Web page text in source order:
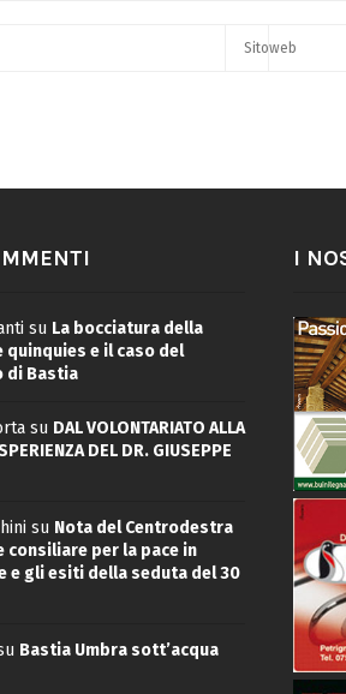
su La bocciatura della
e il caso del
di Bastia
su DAL VOLONTARIATO ALLA
DEL DR. GIUSEPPE
su Nota del Centrodestra
consiliare per la pace in
e gli esiti della seduta del 30
Bastia Umbra sott’acqua
I